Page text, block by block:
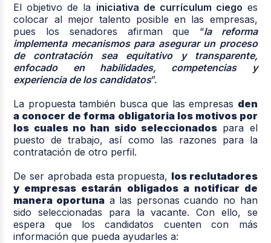
El objetivo de la iniciativa de currículum ciego es
colocar al mejor talento posible en las empresas,
pues los senadores afirman que “la reforma
implementa mecanismos para asegurar un proceso
de contratación sea equitativo y transparente,
enfocado en habilidades, competencias y
experiencia de los candidatos”.
La propuesta también busca que las empresas den
a conocer de forma obligatoria los motivos por
los cuales no han sido seleccionadospara el
puesto de trabajo, así como las razones para la
contratación de otro perfil.
De ser aprobada esta propuesta, los reclutadores
y empresas estarán obligados a notificar de
manera oportuna a las personas cuando no han
sido seleccionadas para la vacante. Con ello, se
espera que los candidatos cuenten con más
información que pueda ayudarles a: